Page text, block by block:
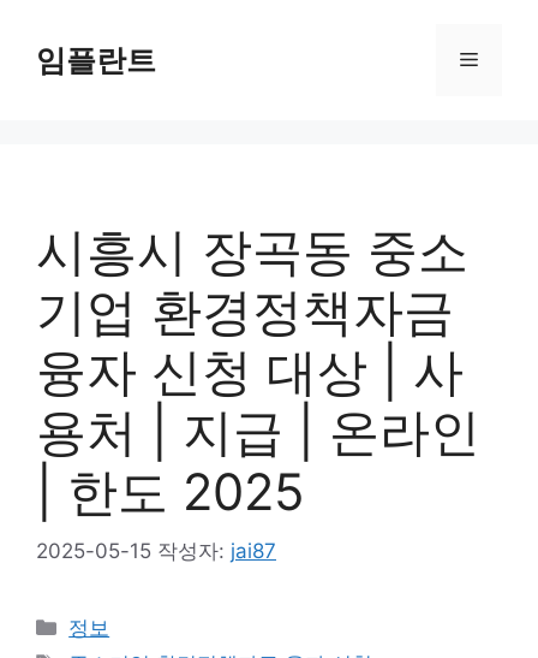
임플란트 메
시흥시 장곡동 중소
기업 환경정책자금
융자 신청 대상 | 사
용처 | 지급 | 온라인
| 한도 2025
2025-05-15 작성자: jai87
카
테
정보